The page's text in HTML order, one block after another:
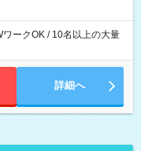
ークOK / 10名以上の大量
詳細へ